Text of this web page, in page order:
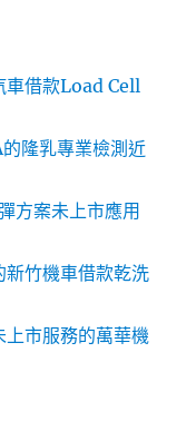
車借款Load Cell
隆乳專業檢測近
方案未上市應用
新竹機車借款乾洗
上市服務的萬華機